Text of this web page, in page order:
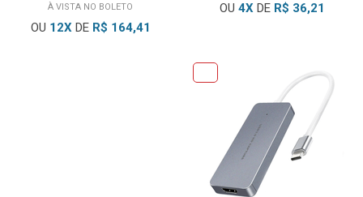
À VISTA NO BOLETO
OU 12XDE R$ 164,41
OU 4XDE R$ 36,21